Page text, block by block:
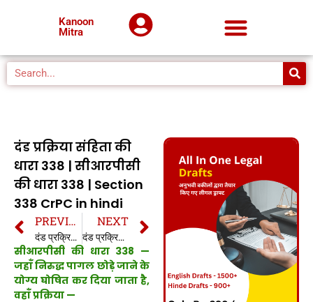
Kanoon
Mitra
दंड प्रक्रिया संहिता की
धारा 338 | सीआरपीसी
की धारा 338 | Section
338 CrPC in hindi
PREVIOUS
दंड प्रक्रिया संहिता की धारा 337 | सीआरपीसी की धारा 337 | Section 337 CrPC in hindi
NEXT
दंड प्रक्रिया संहिता की धारा 339 | सीआरपीसी की धारा 339 | Section 339 CrPC in hindi
सीआरपीसी की धारा 338 —
जहाँ निरुद्ध पागल छोड़े जाने के
योग्य घोषित कर दिया जाता है,
वहाँ प्रक्रिया —